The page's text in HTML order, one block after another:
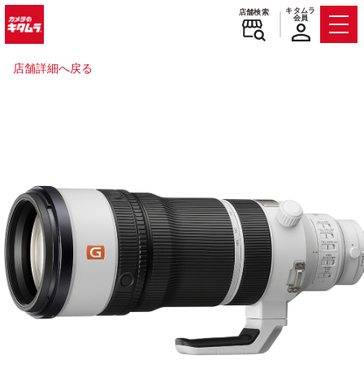
店舗検索
キタムラ
会員
店舗詳細へ戻る